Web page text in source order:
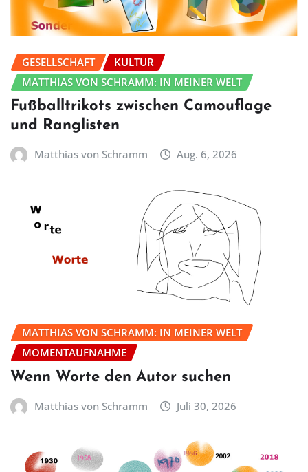
GESELLSCHAFT
KULTUR
MATTHIAS VON SCHRAMM: IN MEINER WELT
Fußballtrikots zwischen Camouflage
und Ranglisten
Matthias von Schramm Aug. 6, 2026
MATTHIAS VON SCHRAMM: IN MEINER WELT
MOMENTAUFNAHME
Wenn Worte den Autor suchen
Matthias von Schramm Juli 30, 2026